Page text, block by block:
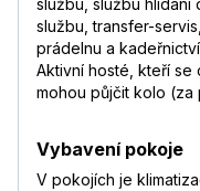
službu, službu hlídání
službu, transfer-
prádelnu a
Aktivní hosté, kteří se
mohou půjčit kolo (za
Vybavení pokoje
V pokojích je